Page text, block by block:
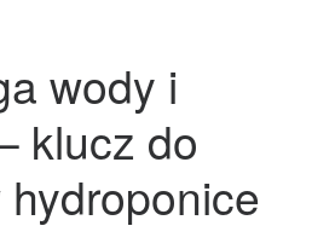
wody i
klucz do